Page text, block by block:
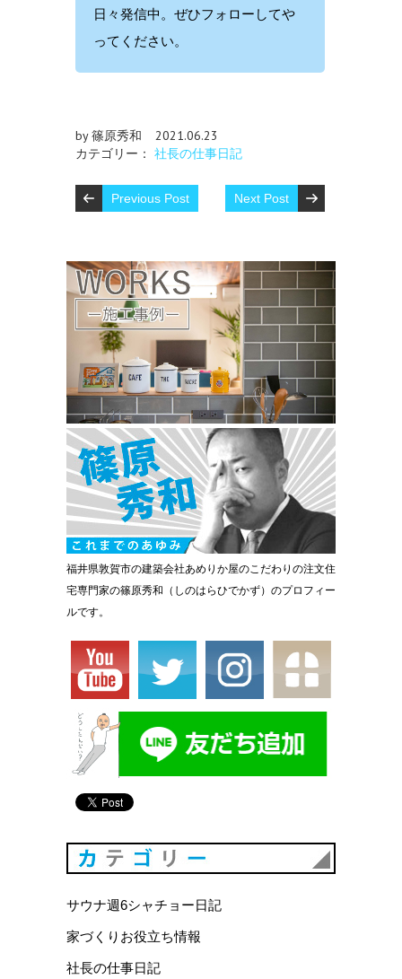
日々発信中。ぜひフォローしてや
ってください。
by 篠原秀和
2021.06.23
カテゴリー： 社長の仕事日記
Previous Post Next Post
福井県敦賀市の建築会社あめりか屋のこだわりの注文住
宅専門家の篠原秀和（しのはらひでかず）のプロフィー
ルです。
サウナ週6シャチョー日記
家づくりお役立ち情報
社長の仕事日記